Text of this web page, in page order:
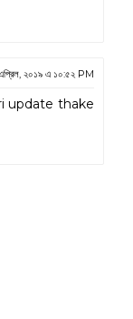
২০১৯ এ ১০:৫২ PM
update thake